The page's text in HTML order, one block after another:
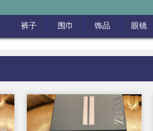
裤子 围巾 饰品 眼镜